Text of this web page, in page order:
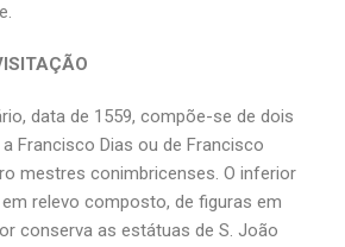
data de 1559, compõe-se de dois
Francisco Dias ou de Francisco
mestres conimbricenses. O inferior
relevo composto, de figuras em
conserva as estátuas de S. João